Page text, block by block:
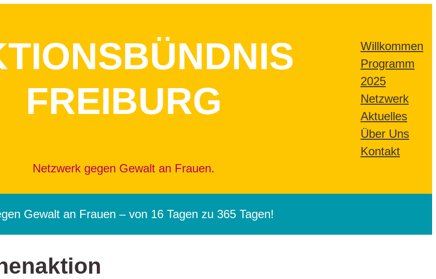
FREIBURG
Netzwerk gegen Gewalt an Frauen.
Willkommen
Programm
2025
Netzwerk
Aktuelles
Über Uns
Kontakt
Gewalt an Frauen – von 16 Tagen zu 365 Tagen!